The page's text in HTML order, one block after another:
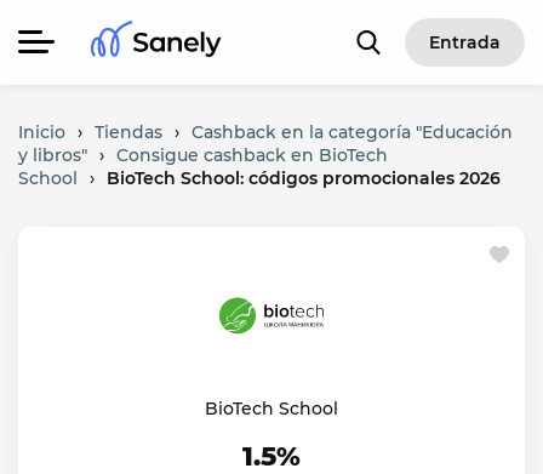
Entrada
Inicio › Tiendas › Cashback en la categoría "Educación
y libros" › Consigue cashback en BioTech
School
› BioTech School: códigos promocionales 2026
BioTech School
1.5%